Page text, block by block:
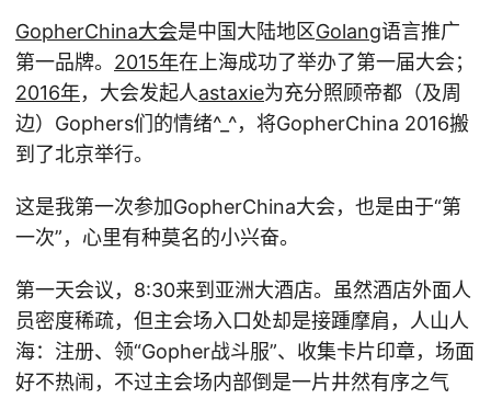
GopherChina大会是中国大陆地区Golang语言推广
第一品牌。 2015年在上海成功了举办了第一届大会；
2016年，大会发起人astaxie为充分照顾帝都（及周
边）Gophers们的情绪^_^，将GopherChina 2016搬
到了北京举行。
这是我第一次参加GopherChina大会，也是由于“第
一次”，心里有种莫名的小兴奋。
第一天会议，8:30来到亚洲大酒店。虽然酒店外面人
员密度稀疏，但主会场入口处却是接踵摩肩，人山人
海：注册、领“Gopher战斗服”、收集卡片印章，场面
好不热闹，不过主会场内部倒是一片井然有序之气